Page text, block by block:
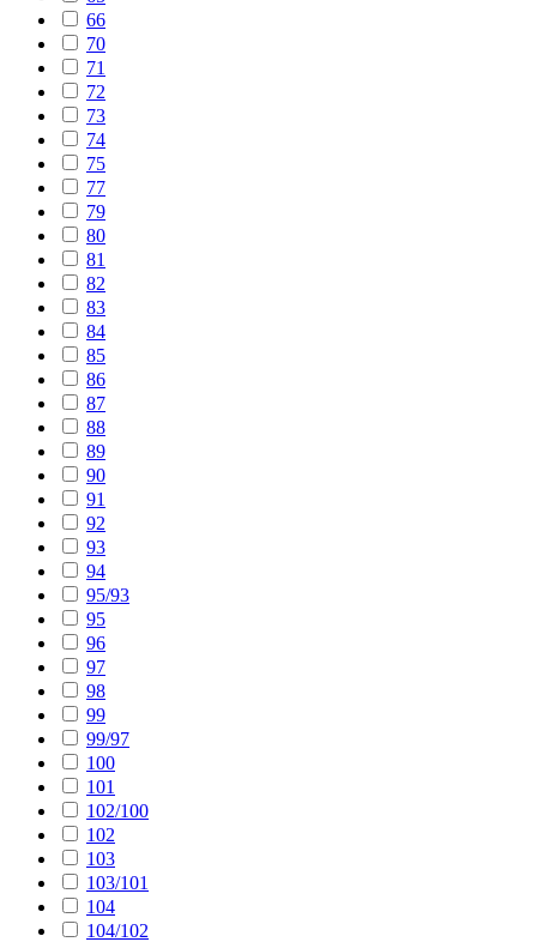
66
70
71
72
73
74
75
77
79
80
81
82
83
84
85
86
87
88
89
90
91
92
93
94
95/93
95
96
97
98
99
99/97
100
101
102/100
102
103
103/101
104
104/102